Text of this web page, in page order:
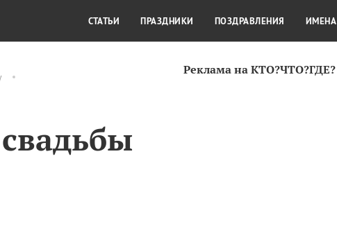
Реклама на КТО?ЧТО?ГДЕ?
КУЛЬТУРА КРАСОТА
СТАТЬИ ПРАЗДНИКИ ПОЗДРАВЛЕНИЯ ИМЕНА